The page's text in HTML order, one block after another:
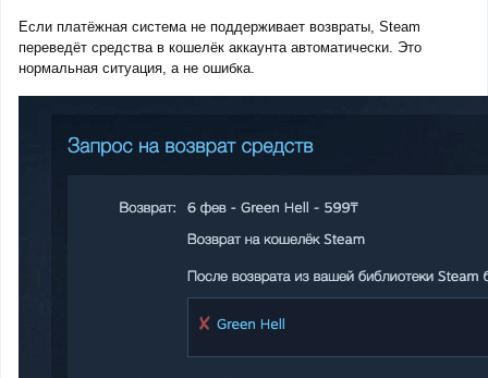
Если платёжная система не поддерживает возвраты, Steam
переведёт средства в кошелёк аккаунта автоматически. Это
нормальная ситуация, а не ошибка.